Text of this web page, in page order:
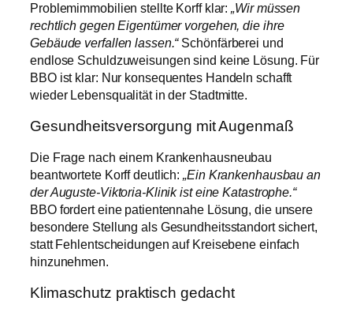
Problemimmobilien stellte Korff klar:„Wir müssen
rechtlich gegen Eigentümer vorgehen, die ihre
Gebäude verfallen lassen.“Schönfärberei und
endlose Schuldzuweisungen sind keine Lösung. Für
BBO ist klar: Nur konsequentes Handeln schafft
wieder Lebensqualität in der Stadtmitte.
Gesundheitsversorgung mit Augenmaß
Die Frage nach einem Krankenhausneubau
beantwortete Korff deutlich:„Ein Krankenhausbau an
der Auguste-Viktoria-Klinik ist eine Katastrophe.“
BBO fordert eine patientennahe Lösung, die unsere
besondere Stellung als Gesundheitsstandort sichert,
statt Fehlentscheidungen auf Kreisebene einfach
hinzunehmen.
Klimaschutz praktisch gedacht